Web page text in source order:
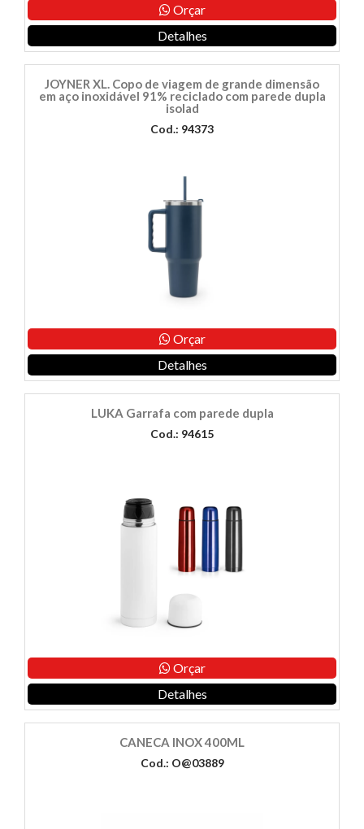
Orçar
Detalhes
JOYNER XL. Copo de viagem de grande dimensão
em aço inoxidável 91% reciclado com parede dupla
isolad
Cod.: 94373
Orçar
Detalhes
LUKA Garrafa com parede dupla
Cod.: 94615
Orçar
Detalhes
CANECA INOX 400ML
Cod.: O@03889